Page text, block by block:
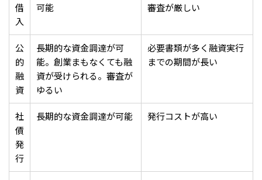
借
入
可能
審査が厳しい
公
的
融
資
長期的な資金調達が可
能。創業まもなくても融
資が受けられる。審査が
ゆるい
必要書類が多く融資実行
までの期間が長い
社
債
発
行
長期的な資金調達が可能 発行コストが高い